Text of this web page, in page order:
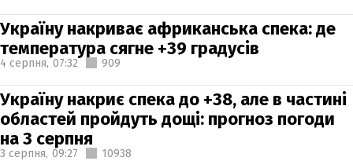
Україну накриває африканська спека: де
температура сягне +39 градусів
4 серпня, 07:32 909
Україну накриє спека до +38, але в частині
областей пройдуть дощі: прогноз погоди
на 3 серпня
3 серпня, 09:27 10938